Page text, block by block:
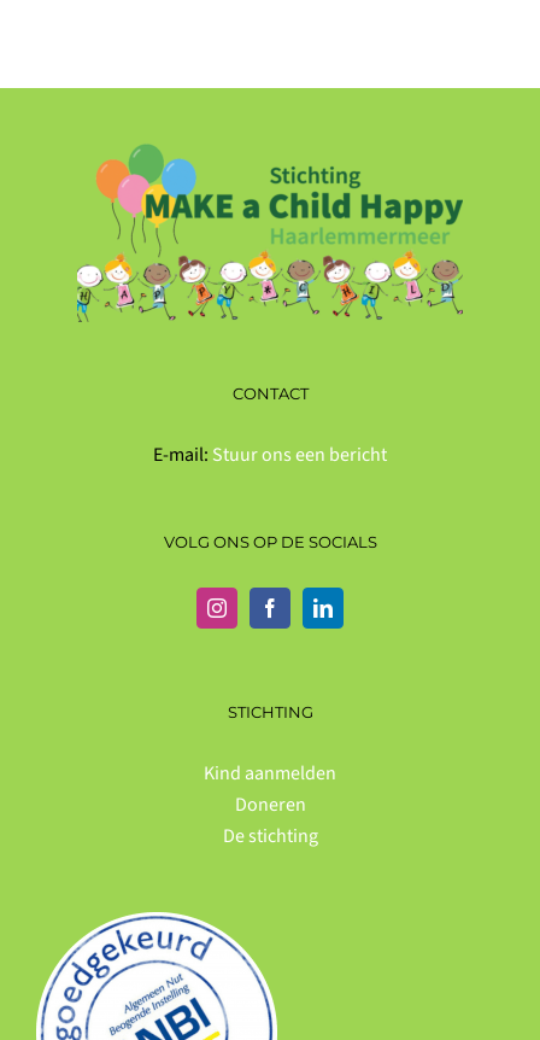
CONTACT
E-mail: Stuur ons een bericht
VOLG ONS OP DE SOCIALS
STICHTING
Kind aanmelden
Doneren
De stichting